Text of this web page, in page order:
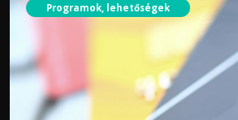
Programok, lehetőségek